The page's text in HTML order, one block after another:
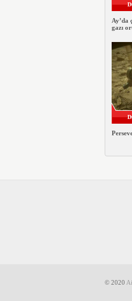
Ay’da
gazı
© 2020